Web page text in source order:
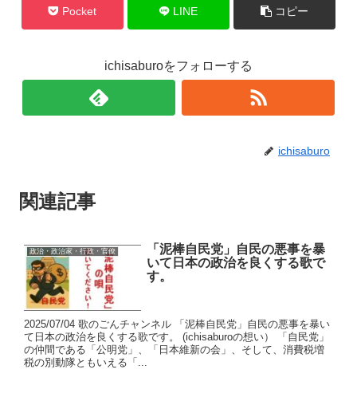
Pocket LINE コピー
ichisaburoをフォローする
ichisaburo
関連記事
政治・政治家・行政・官僚
「泥棒自民党」自民の悪事を暴
いて日本の政治を良くする歌で
す。
2025/07/04 歌のごんチャンネル 「泥棒自民党」自民の悪事を暴い
て日本の政治を良くする歌です。 (ichisaburoの想い） 「自民党」
の仲間である「公明党」、「日本維新の会」、そして、消費税増
税の別動隊ともいえる「...